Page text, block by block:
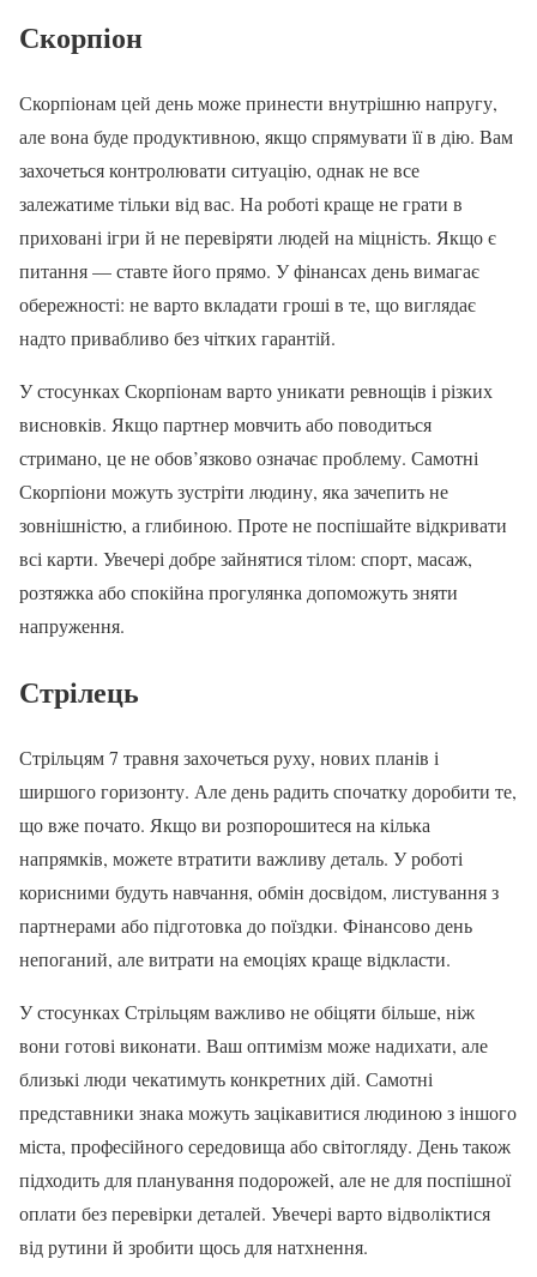
Скорпіон
Скорпіонам цей день може принести внутрішню напругу,
але вона буде продуктивною, якщо спрямувати її в дію. Вам
захочеться контролювати ситуацію, однак не все
залежатиме тільки від вас. На роботі краще не грати в
приховані ігри й не перевіряти людей на міцність. Якщо є
питання — ставте його прямо. У фінансах день вимагає
обережності: не варто вкладати гроші в те, що виглядає
надто привабливо без чітких гарантій.
У стосунках Скорпіонам варто уникати ревнощів і різких
висновків. Якщо партнер мовчить або поводиться
стримано, це не обов’язково означає проблему. Самотні
Скорпіони можуть зустріти людину, яка зачепить не
зовнішністю, а глибиною. Проте не поспішайте відкривати
всі карти. Увечері добре зайнятися тілом: спорт, масаж,
розтяжка або спокійна прогулянка допоможуть зняти
напруження.
Стрілець
Стрільцям 7 травня захочеться руху, нових планів і
ширшого горизонту. Але день радить спочатку доробити те,
що вже почато. Якщо ви розпорошитеся на кілька
напрямків, можете втратити важливу деталь. У роботі
корисними будуть навчання, обмін досвідом, листування з
партнерами або підготовка до поїздки. Фінансово день
непоганий, але витрати на емоціях краще відкласти.
У стосунках Стрільцям важливо не обіцяти більше, ніж
вони готові виконати. Ваш оптимізм може надихати, але
близькі люди чекатимуть конкретних дій. Самотні
представники знака можуть зацікавитися людиною з іншого
міста, професійного середовища або світогляду. День також
підходить для планування подорожей, але не для поспішної
оплати без перевірки деталей. Увечері варто відволіктися
від рутини й зробити щось для натхнення.